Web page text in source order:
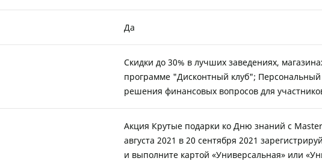
Да
Скидки до 30% в лучших заведениях,
программе "Дисконтный клуб"; Персональный
решения финансовых вопросов для
Акция Крутые подарки ко Дню знаний с
августа 2021 в 20 сентября 2021
и выполните картой «Универсальная» или